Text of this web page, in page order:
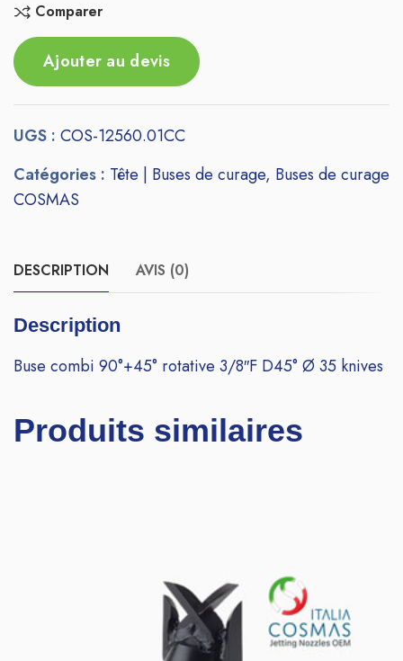
Comparer
Ajouter au devis
UGS : COS-12560.01CC
Catégories : Tête | Buses de curage, Buses de curage
COSMAS
DESCRIPTION AVIS (0)
Description
Buse combi 90°+45° rotative 3/8″F D45° Ø 35 knives
Produits similaires